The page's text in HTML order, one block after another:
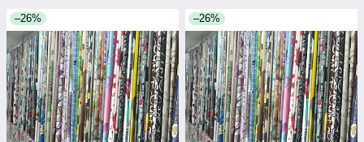
–26% –26%